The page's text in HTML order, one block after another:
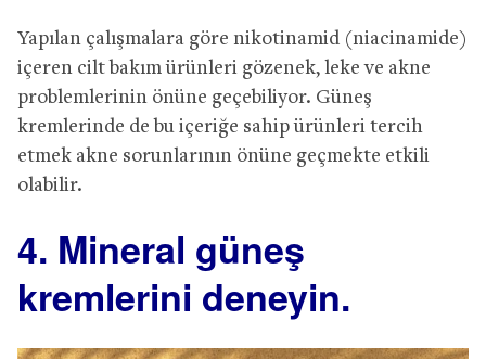
Yapılan çalışmalara göre nikotinamid (niacinamide)
içeren cilt bakım ürünleri gözenek, leke ve akne
problemlerinin önüne geçebiliyor. Güneş
kremlerinde de bu içeriğe sahip ürünleri tercih
etmek akne sorunlarının önüne geçmekte etkili
olabilir.
4. Mineral güneş
kremlerini deneyin.